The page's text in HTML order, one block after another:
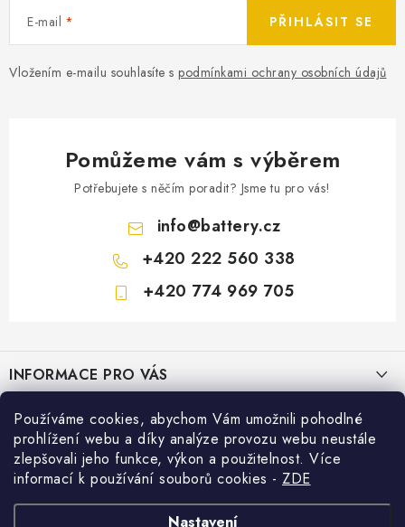
Používáme cookies, abychom Vám umožnili pohodlné
prohlížení webu a díky analýze provozu webu neustále
zlepšovali jeho funkce, výkon a použitelnost. Více
informací k používání souborů cookies - ZDE
Nastavení
E-mail
Vložením e-mailu souhlasíte s podmínkami ochrany osobních údajů
PŘIHLÁSIT SE
Pomůžeme vám s výběrem
Potřebujete s něčím poradit? Jsme tu pro vás!
info@battery.cz
+420 222 560 338
+420 774 969 705
pINFORMACE PRO VÁS
KONTAKTY
POŠTOVNÉ A DOPRAVA
KONFIGURÁTOR AUTOBATERIÍ
PRODEJNY BATTERY.CZ
Prodejna Brno - Pražákova ul.
Prodejna Praha - Brožíkova ul.
Konfigurátor AUTOBATERIE
Konfigurátor AUTOBATERIE
Vyhledávání